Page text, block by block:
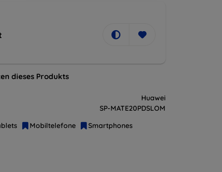
dieses Produkts
Huawei
SP-MATE20PDSLOM
Mobiltelefone Smartphones